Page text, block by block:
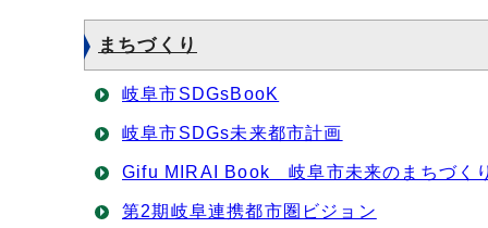
まちづくり
岐阜市SDGsBooK
岐阜市SDGs未来都市計画
Gifu MIRAI Book 岐阜市未来のまちづく
第2期岐阜連携都市圏ビジョン